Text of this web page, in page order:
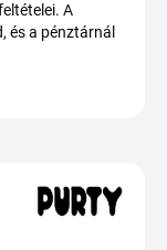
A
és a pénztárnál